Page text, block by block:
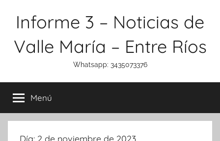
Informe 3 – Noticias de
Valle María – Entre Ríos
Whatsapp: 3435073376
Menú